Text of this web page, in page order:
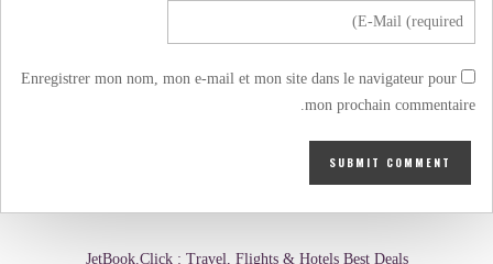
Enregistrer mon nom, mon e-mail et mon site dans le navigateur pour
mon prochain commentaire.
JetBook.Click : Travel, Flights & Hotels Best Deals